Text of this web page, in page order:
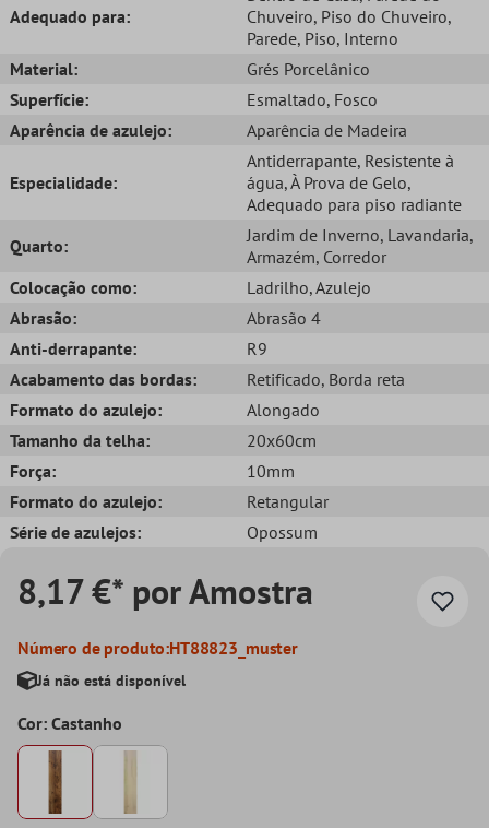
Adequado para:
Chuveiro, Piso do Chuveiro,
Parede, Piso, Interno
Material:
Grés Porcelânico
Superfície:
Esmaltado, Fosco
Aparência de azulejo:
Aparência de Madeira
Especialidade:
Antiderrapante, Resistente à
água, À Prova de Gelo,
Adequado para piso radiante
Quarto:
Jardim de Inverno, Lavandaria,
Armazém, Corredor
Colocação como:
Ladrilho, Azulejo
Abrasão:
Abrasão 4
Anti-derrapante:
R9
Acabamento das bordas:
Retificado, Borda reta
Formato do azulejo:
Alongado
Tamanho da telha:
20x60cm
Força:
10mm
Formato do azulejo:
Retangular
Série de azulejos:
Opossum
8,17 €* por Amostra
Número de produto:HT88823_muster
Já não está disponível
Cor: Castanho